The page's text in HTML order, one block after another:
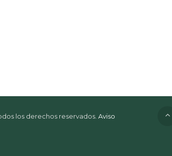
los derechos reservados. Aviso